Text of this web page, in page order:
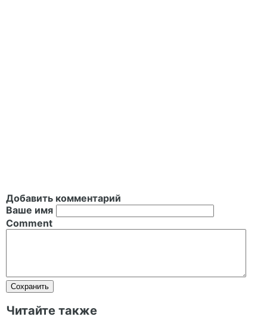
Добавить комментарий
Ваше имя
Comment
Читайте также